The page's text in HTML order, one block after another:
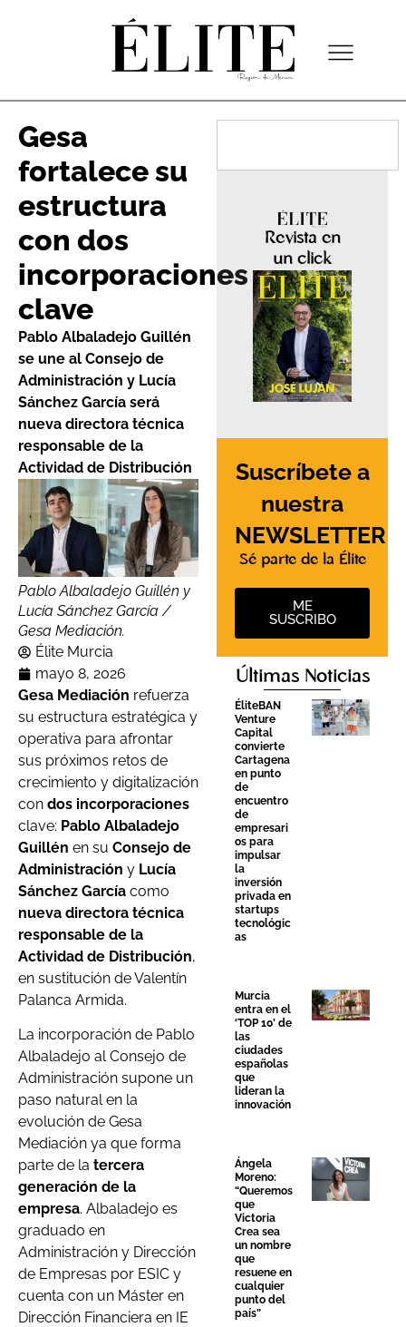
Gesa
fortalece su
estructura
con dos
incorporaciones
clave
Pablo Albaladejo Guillén
se une al Consejo de
Administración y Lucía
Sánchez García será
nueva directora técnica
responsable de la
Actividad de Distribución
Pablo Albaladejo Guillén y
Lucía Sánchez García /
Gesa Mediación.
Élite Murcia
mayo 8, 2026
Gesa Mediación refuerza
su estructura estratégica y
operativa para afrontar
sus próximos retos de
crecimiento y digitalización
con dos incorporaciones
clave: Pablo Albaladejo
Guillén en su Consejo de
Administración y Lucía
Sánchez García como
nueva directora técnica
responsable de la
Actividad de Distribución,
en sustitución de Valentín
Palanca Armida.
La incorporación de Pablo
Albaladejo al Consejo de
Administración supone un
paso natural en la
evolución de Gesa
Mediación ya que forma
parte de la tercera
generación de la
empresa. Albaladejo es
graduado en
Administración y Dirección
de Empresas por ESIC y
cuenta con un Máster en
Dirección Financiera en IE
Revista en
un click
Suscríbete a
nuestra
NEWSLETTER
Sé parte de la Élite
ME
SUSCRIBO
Últimas Noticias
ÉliteBAN
Venture
Capital
convierte
Cartagena
en punto
de
encuentro
de
empresari
os para
impulsar
la
inversión
privada en
startups
tecnológic
as
Murcia
entra en el
‘TOP 10’ de
las
ciudades
españolas
que
lideran la
innovación
Ángela
Moreno:
“Queremos
que
Victoria
Crea sea
un nombre
que
resuene en
cualquier
punto del
país”